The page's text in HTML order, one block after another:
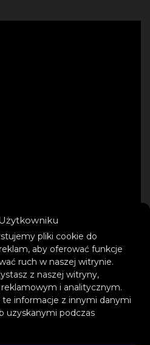
pliki cookie do
aby oferować funkcje
ruch w naszej witrynie.
z naszej witryny,
i analitycznym.
te informacje z innymi danymi
uzyskanymi podczas